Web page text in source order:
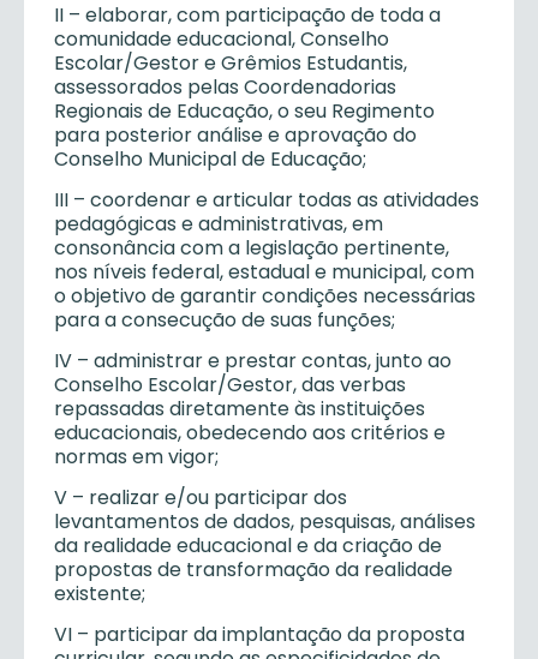
II – elaborar, com participação de toda a
comunidade educacional, Conselho
Escolar/Gestor e Grêmios Estudantis,
assessorados pelas Coordenadorias
Regionais de Educação, o seu Regimento
para posterior análise e aprovação do
Conselho Municipal de Educação;
III – coordenar e articular todas as atividades
pedagógicas e administrativas, em
consonância com a legislação pertinente,
nos níveis federal, estadual e municipal, com
o objetivo de garantir condições necessárias
para a consecução de suas funções;
IV – administrar e prestar contas, junto ao
Conselho Escolar/Gestor, das verbas
repassadas diretamente às instituições
educacionais, obedecendo aos critérios e
normas em vigor;
V – realizar e/ou participar dos
levantamentos de dados, pesquisas, análises
da realidade educacional e da criação de
propostas de transformação da realidade
existente;
VI – participar da implantação da proposta